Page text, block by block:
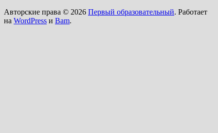
Авторские права © 2026 Первый образовательный. Работает
на WordPress и Bam.